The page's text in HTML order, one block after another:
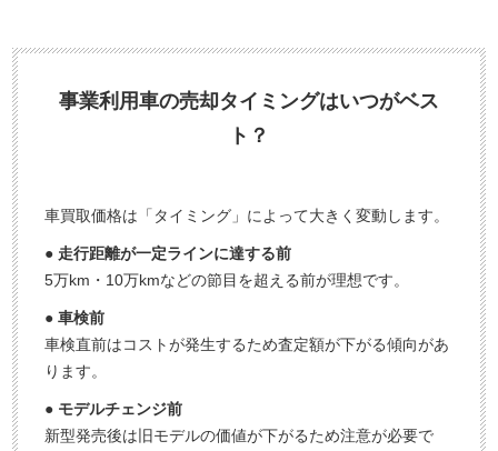
事業利用車の売却タイミングはいつがベス
ト？
車買取価格は「タイミング」によって大きく変動します。
● 走行距離が一定ラインに達する前
5万km・10万kmなどの節目を超える前が理想です。
● 車検前
車検直前はコストが発生するため査定額が下がる傾向があ
ります。
● モデルチェンジ前
新型発売後は旧モデルの価値が下がるため注意が必要で